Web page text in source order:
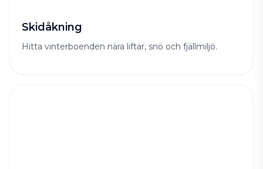
Skidåkning
Hitta vinterboenden nära liftar, snö och fjällmiljö.